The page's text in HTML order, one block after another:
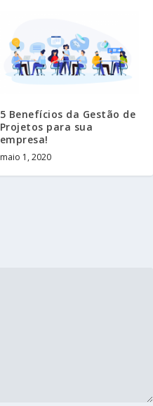
5 Benefícios da Gestão de
Projetos para sua
empresa!
maio 1, 2020